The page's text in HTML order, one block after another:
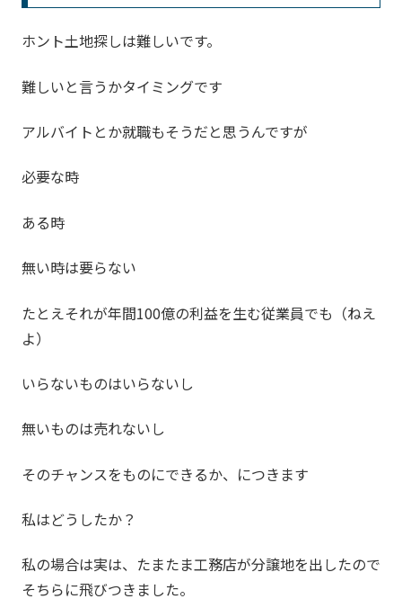
ホント土地探しは難しいです。
難しいと言うかタイミングです
アルバイトとか就職もそうだと思うんですが
必要な時
ある時
無い時は要らない
たとえそれが年間100億の利益を生む従業員でも（ねえ
よ）
いらないものはいらないし
無いものは売れないし
そのチャンスをものにできるか、につきます
私はどうしたか？
私の場合は実は、たまたま工務店が分譲地を出したので
そちらに飛びつきました。